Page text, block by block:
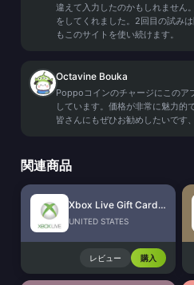
違えて入力したのかもしれません
をしてくれました。2回目の試み
もこのサイトを使い続けます。
Octavine Bouka
Poppoコインのチャージにこのア
しています。価格が非常に魅力的
皆さんにもぜひお勧めしたいです
関連商品
Xbox Live Gift Card (US)
UNITED STATES
レビュー 購入